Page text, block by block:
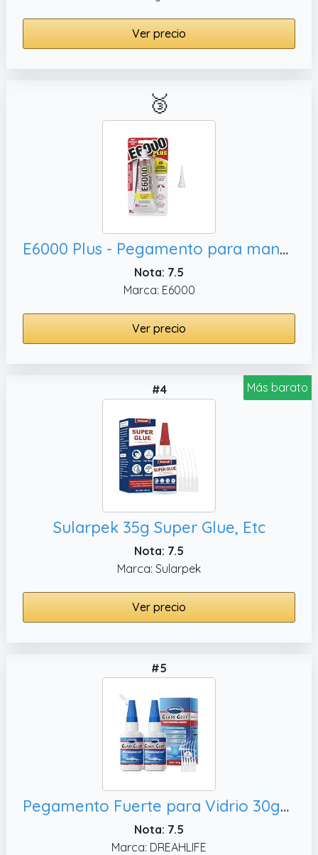
Ver precio
🥉
E6000 Plus - Pegamento para manualidades y boquilla de punta corta original, etc. 56.1ml
Nota: 7.5
Marca: E6000
Ver precio
Más barato
#4
Sularpek 35g Super Glue, Etc
Nota: 7.5
Marca: Sularpek
Ver precio
#5
Pegamento Fuerte para Vidrio 30gx2, Modelos de Plástico
Nota: 7.5
Marca: DREAHLIFE